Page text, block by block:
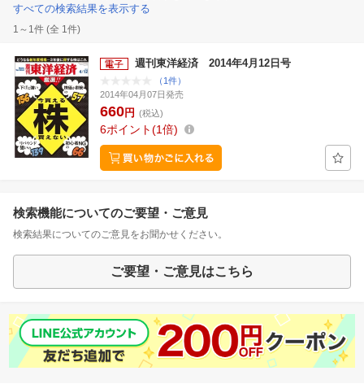
すべての検索結果を表示する
1～1件 (全 1件)
週刊東洋経済 2014年4月12日号
（1件）
2014年04月07日発売
660円 (税込)
6ポイント 1倍
検索機能についてのご要望・ご意見
検索結果についてのご意見をお聞かせください。
ご要望・ご意見はこちら